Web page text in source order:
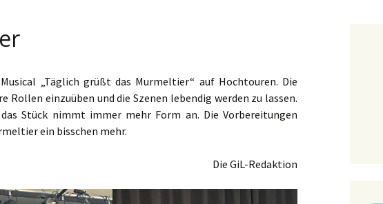
„Täglich grüßt das Murmeltier“ auf Hochtouren. Die
einzuüben und die Szenen lebendig werden zu lassen.
Stück nimmt immer mehr Form an. Die Vorbereitungen
ein bisschen mehr.
Die GiL-Redaktion